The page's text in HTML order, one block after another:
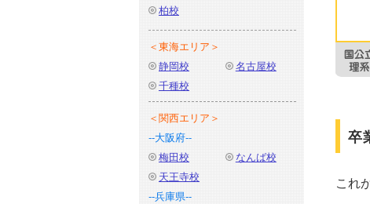
柏校
＜東海エリア＞
静岡校
名古屋校
千種校
＜関西エリア＞
--大阪府--
梅田校
なんば校
天王寺校
--兵庫県--
卒
これ